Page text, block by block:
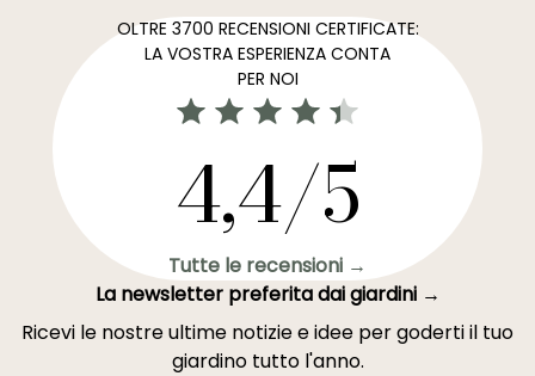
OLTRE 3700 RECENSIONI CERTIFICATE:
LA VOSTRA ESPERIENZA CONTA
PER NOI
4,4/5
Tutte le recensioni →
La newsletter preferita dai giardini →
Ricevi le nostre ultime notizie e idee per goderti il tuo
giardino tutto l'anno.